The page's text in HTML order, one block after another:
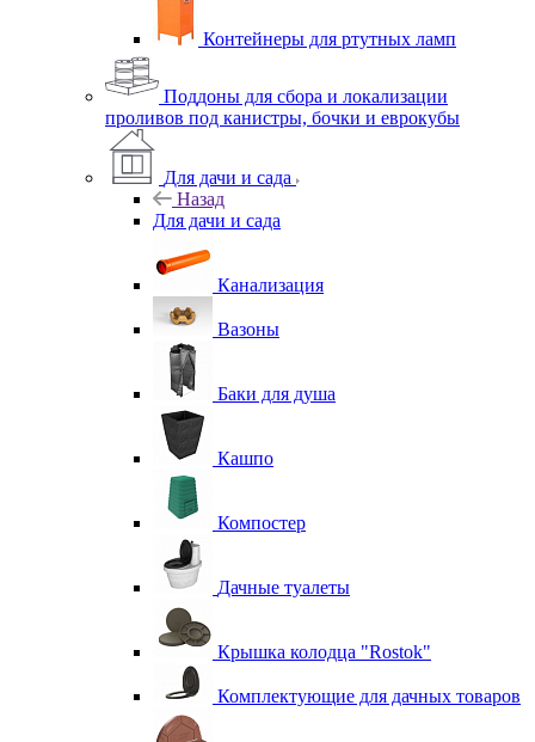
Контейнеры для ртутных ламп
Поддоны для сбора и локализации
проливов под канистры, бочки и еврокубы
Для дачи и сада
Назад
Для дачи и сада
Канализация
Вазоны
Баки для душа
Кашпо
Компостер
Дачные туалеты
Крышка колодца "Rostok"
Комплектующие для дачных товаров